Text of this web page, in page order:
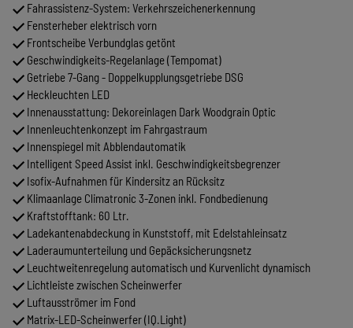
Fahrassistenz-System: Verkehrszeichenerkennung
Fensterheber elektrisch vorn
Frontscheibe Verbundglas getönt
Geschwindigkeits-Regelanlage (Tempomat)
Getriebe 7-Gang - Doppelkupplungsgetriebe DSG
Heckleuchten LED
Innenausstattung: Dekoreinlagen Dark Woodgrain Optic
Innenleuchtenkonzept im Fahrgastraum
Innenspiegel mit Abblendautomatik
Intelligent Speed Assist inkl. Geschwindigkeitsbegrenzer
Isofix-Aufnahmen für Kindersitz an Rücksitz
Klimaanlage Climatronic 3-Zonen inkl. Fondbedienung
Kraftstofftank: 60 Ltr.
Ladekantenabdeckung in Kunststoff, mit Edelstahleinsatz
Laderaumunterteilung und Gepäcksicherungsnetz
Leuchtweitenregelung automatisch und Kurvenlicht dynamisch
Lichtleiste zwischen Scheinwerfer
Luftausströmer im Fond
Matrix-LED-Scheinwerfer (IQ.Light)